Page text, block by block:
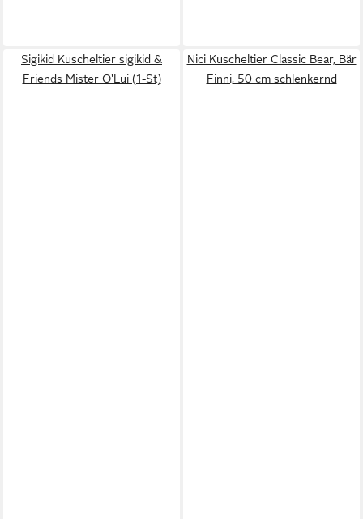
Sigikid Kuscheltier sigikid &
Friends Mister O'Lui (1-St)
Nici Kuscheltier Classic Bear, Bär
Finni, 50 cm schlenkernd